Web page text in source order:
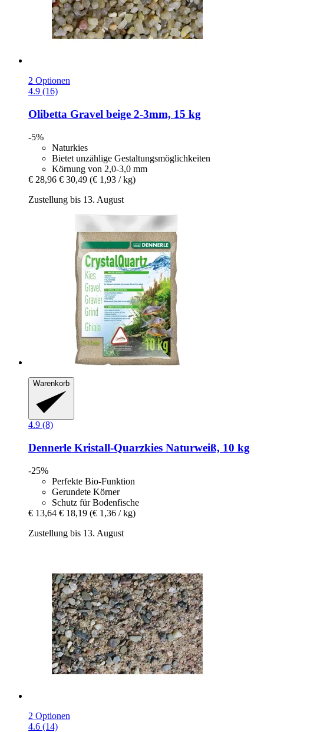
2 Optionen
4.9 (16)
Olibetta Gravel beige 2-​3mm, 15 kg
-5%
Naturkies
Bietet unzählige Gestaltungsmöglichkeiten
Körnung von 2,0-3,0 mm
€ 28,96 € 30,49 (€ 1,93 / kg)
Zustellung bis 13. August
Warenkorb
4.9 (8)
Dennerle Kristall-​Quarzkies Naturweiß, 10 kg
-25%
Perfekte Bio-Funktion
Gerundete Körner
Schutz für Bodenfische
€ 13,64 € 18,19 (€ 1,36 / kg)
Zustellung bis 13. August
2 Optionen
4.6 (14)